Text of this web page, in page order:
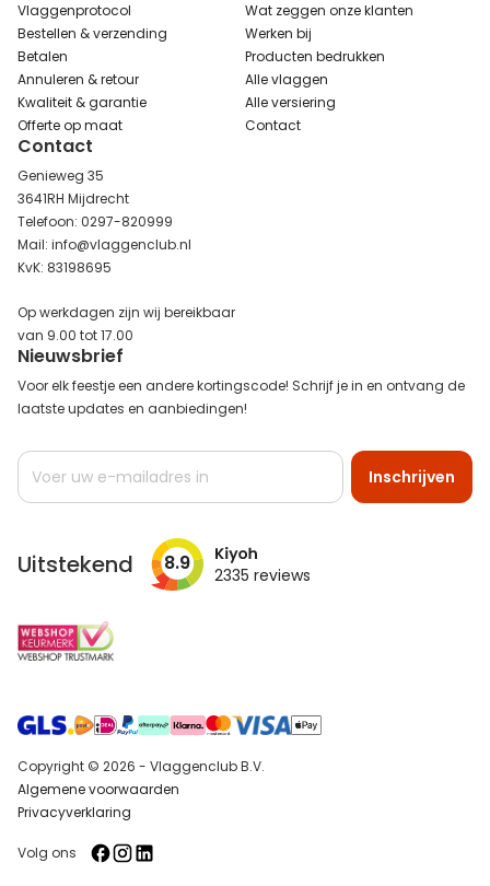
Vlaggenprotocol
Bestellen & verzending
Betalen
Annuleren & retour
Kwaliteit & garantie
Offerte op maat
Wat zeggen onze klanten
Werken bij
Producten bedrukken
Alle vlaggen
Alle versiering
Contact
Contact
Genieweg 35
3641RH Mijdrecht
Telefoon: 0297-820999
Mail: info@vlaggenclub.nl
KvK: 83198695
Op werkdagen zijn wij bereikbaar
van 9.00 tot 17.00
Nieuwsbrief
Voor elk feestje een andere kortingscode! Schrijf je in en ontvang de
laatste updates en aanbiedingen!
Abonneer
op
Inschrijven
Uitstekend 8.9 2335 reviews
Copyright © 2026 - Vlaggenclub B.V.
Algemene voorwaarden
Privacyverklaring
Volg ons